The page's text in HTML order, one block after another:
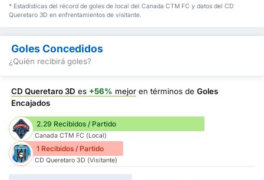
* Estadísticas del récord de goles de local del Canada CTM FC y datos del CD
Queretaro 3D en enfrentamientos de visitante.
Goles Concedidos
¿Quién recibirá goles?
CD Queretaro 3D es +56% mejor en términos de Goles
Encajados
2.29 Recibidos / Partido
Canada CTM FC (Local)
1 Recibidos / Partido
CD Queretaro 3D (Visitante)